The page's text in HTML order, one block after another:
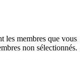
les membres que vous
non sélectionnés.